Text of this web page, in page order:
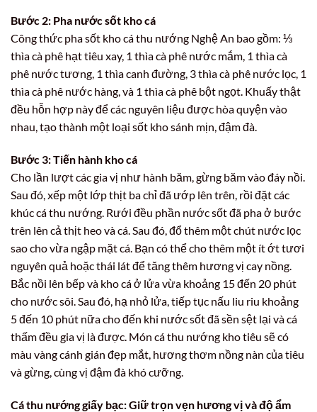
Bước 2: Pha nước sốt kho cá
Công thức pha sốt kho cá thu nướng Nghệ An bao gồm: ⅓
thìa cà phê hạt tiêu xay, 1 thìa cà phê nước mắm, 1 thìa cà
phê nước tương, 1 thìa canh đường, 3 thìa cà phê nước lọc, 1
thìa cà phê nước hàng, và 1 thìa cà phê bột ngọt. Khuấy thật
đều hỗn hợp này để các nguyên liệu được hòa quyện vào
nhau, tạo thành một loại sốt kho sánh mịn, đậm đà.
Bước 3: Tiến hành kho cá
Cho lần lượt các gia vị như hành băm, gừng băm vào đáy nồi.
Sau đó, xếp một lớp thịt ba chỉ đã ướp lên trên, rồi đặt các
khúc cá thu nướng. Rưới đều phần nước sốt đã pha ở bước
trên lên cả thịt heo và cá. Sau đó, đổ thêm một chút nước lọc
sao cho vừa ngập mặt cá. Bạn có thể cho thêm một ít ớt tươi
nguyên quả hoặc thái lát để tăng thêm hương vị cay nồng.
Bắc nồi lên bếp và kho cá ở lửa vừa khoảng 15 đến 20 phút
cho nước sôi. Sau đó, hạ nhỏ lửa, tiếp tục nấu liu riu khoảng
5 đến 10 phút nữa cho đến khi nước sốt đã sền sệt lại và cá
thấm đều gia vị là được. Món cá thu nướng kho tiêu sẽ có
màu vàng cánh gián đẹp mắt, hương thơm nồng nàn của tiêu
và gừng, cùng vị đậm đà khó cưỡng.
Cá thu nướng giấy bạc: Giữ trọn vẹn hương vị và độ ẩm